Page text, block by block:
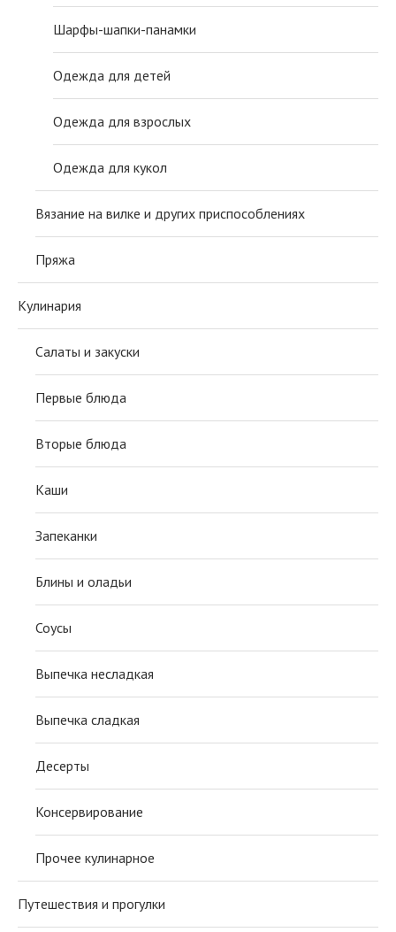
Шарфы-шапки-панамки
Одежда для детей
Одежда для взрослых
Одежда для кукол
Вязание на вилке и других приспособлениях
Пряжа
Кулинария
Салаты и закуски
Первые блюда
Вторые блюда
Каши
Запеканки
Блины и оладьи
Соусы
Выпечка несладкая
Выпечка сладкая
Десерты
Консервирование
Прочее кулинарное
Путешествия и прогулки